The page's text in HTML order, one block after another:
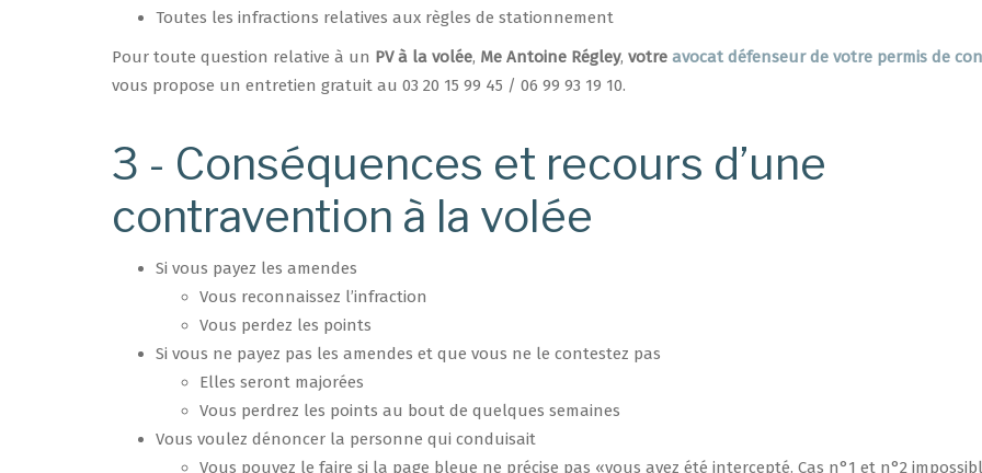
Toutes les infractions relatives aux règles de stationnement
Pour toute question relative à un PV à la volée, Me Antoine Régley, votre avocat défenseur de votre permis de
vous propose un entretien gratuit au 03 20 15 99 45 / 06 99 93 19 10.
3 - Conséquences et recours d’une
contravention à la volée
Si vous payez les amendes
Vous reconnaissez l’infraction
Vous perdez les points
Si vous ne payez pas les amendes et que vous ne le contestez pas
Elles seront majorées
Vous perdrez les points au bout de quelques semaines
Vous voulez dénoncer la personne qui conduisait
Vous pouvez le faire si la page bleue ne précise pas «vous avez été intercepté. Cas n°1 et n°2